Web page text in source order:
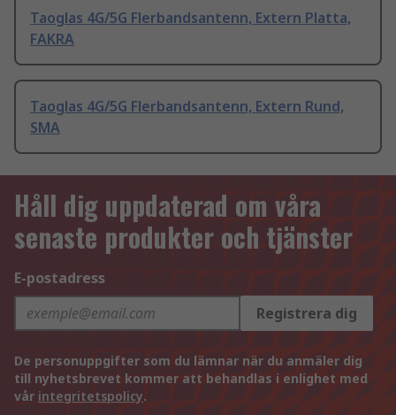
Taoglas 4G/5G Flerbandsantenn, Extern Platta,
FAKRA
Taoglas 4G/5G Flerbandsantenn, Extern Rund,
SMA
Håll dig uppdaterad om våra
senaste produkter och tjänster
E-postadress
Registrera dig
De personuppgifter som du lämnar när du anmäler dig
till nyhetsbrevet kommer att behandlas i enlighet med
vår integritetspolicy.